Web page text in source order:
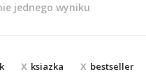
jednego wyniku
ksiazka bestseller